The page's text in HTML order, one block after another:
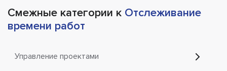
Смежные категории к Отслеживание
времени работ
Управление проектами